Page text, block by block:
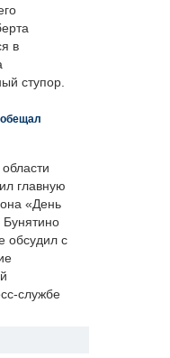
в
ступор.
главную
«День
обсудил с
службе